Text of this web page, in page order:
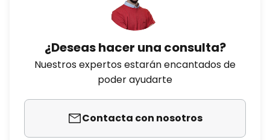
¿Deseas hacer una consulta?
Nuestros expertos estarán encantados de
poder ayudarte
Contacta con nosotros